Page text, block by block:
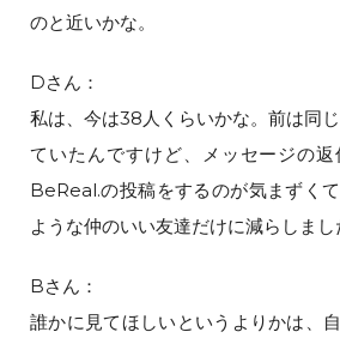
のと近いかな。
Dさん：
私は、今は38人くらいかな。前は同
ていたんですけど、メッセージの返
BeReal.の投稿をするのが気まずく
ような仲のいい友達だけに減らしまし
Bさん：
誰かに見てほしいというよりかは、